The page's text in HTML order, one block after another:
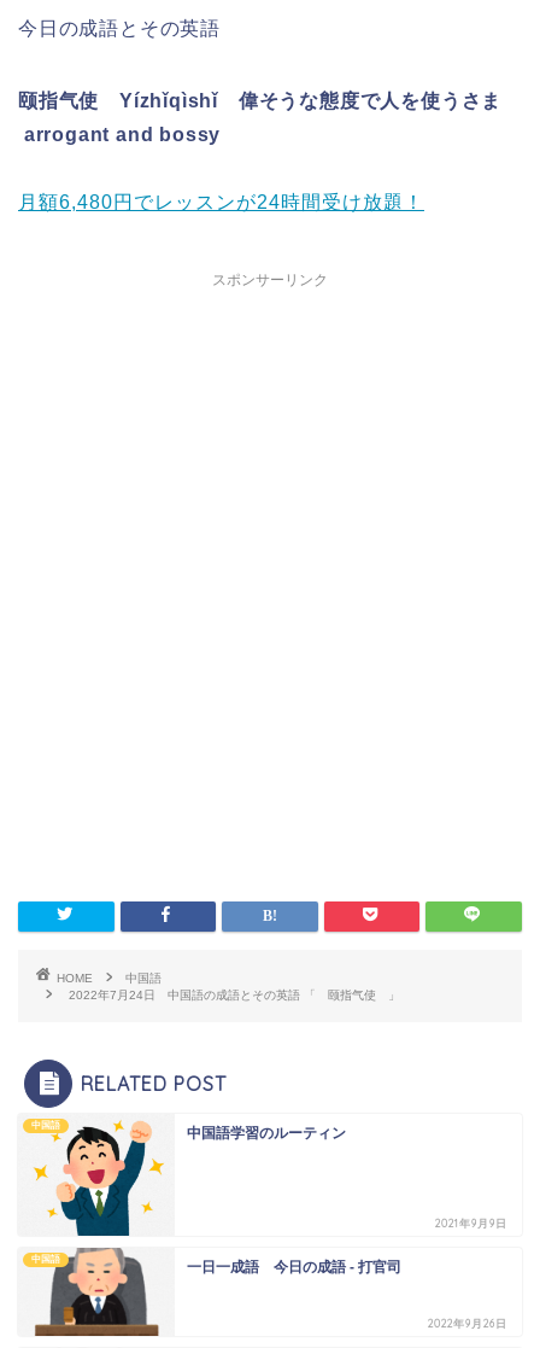
今日の成語とその英語
颐指气使 Yízhǐqìshǐ 偉そうな態度で人を使うさま
arrogant and bossy
月額6,480円でレッスンが24時間受け放題！
スポンサーリンク
HOME
中国語
2022年7月24日 中国語の成語とその英語 「 颐指气使 」
RELATED POST
中国語 中国語学習のルーティン
2021年9月9日
中国語 一日一成語 今日の成語 - 打官司
2022年9月26日